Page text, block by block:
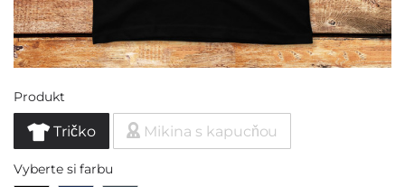
Produkt
Tričko Mikina s kapucňou
Vyberte si farbu